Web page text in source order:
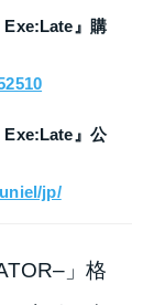
』購
』公
jp/
」格